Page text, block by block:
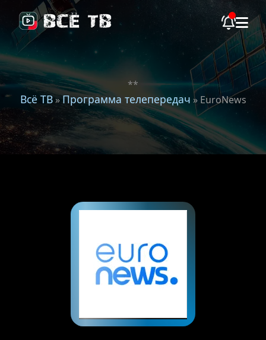
**
Всё ТВ»Программа телепередач » EuroNews